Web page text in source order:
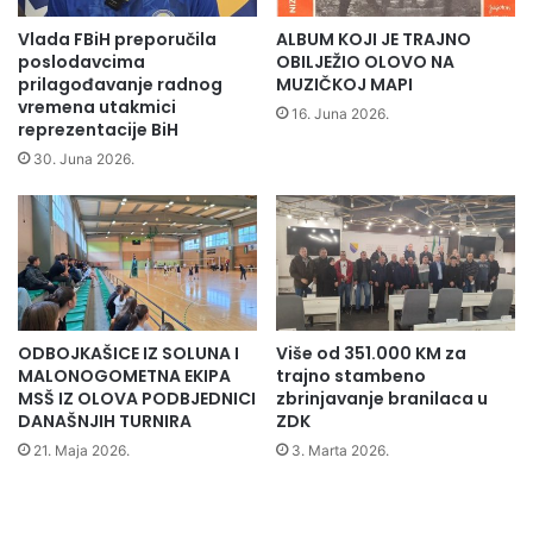
u
m
a
t
u
r
a
d
e
v
e
t
o
g
o
i
j
u
n
i
o
r
k
w
o
n
d
o
u
u
Vlada FBiH preporučila
poslodavcima
prilagođavanje radnog
vremena utakmici
reprezentacije BiH
30. Juna 2026.
ALBUM KOJI JE TRAJNO
OBILJEŽIO OLOVO NA
MUZIČKOJ MAPI
16. Juna 2026.
ODBOJKAŠICE IZ SOLUNA I
MALONOGOMETNA EKIPA
MSŠ IZ OLOVA PODBJEDNICI
DANAŠNJIH TURNIRA
21. Maja 2026.
Više od 351.000 KM za
trajno stambeno
zbrinjavanje branilaca u
ZDK
3. Marta 2026.